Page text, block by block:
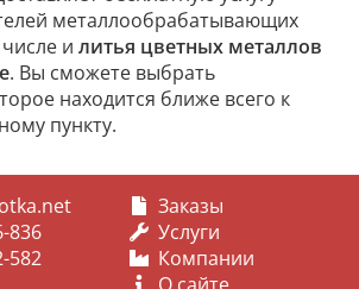
металлообрабатывающих
и литья цветных металлов
. Вы сможете выбрать
находится ближе всего к
пункту.
836
582
Заказы
Услуги
Компании